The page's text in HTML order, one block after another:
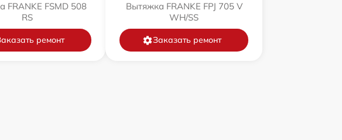
FRANKE FSMD 508
RS
ремонт
Вытяжка FRANKE FPJ 705 V
WH/SS
Заказать ремонт